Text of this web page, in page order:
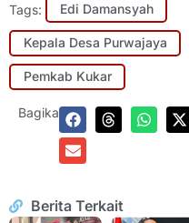
Tags: Edi Damansyah
Kepala Desa Purwajaya
Pemkab Kukar
Bagikan:
Berita Terkait